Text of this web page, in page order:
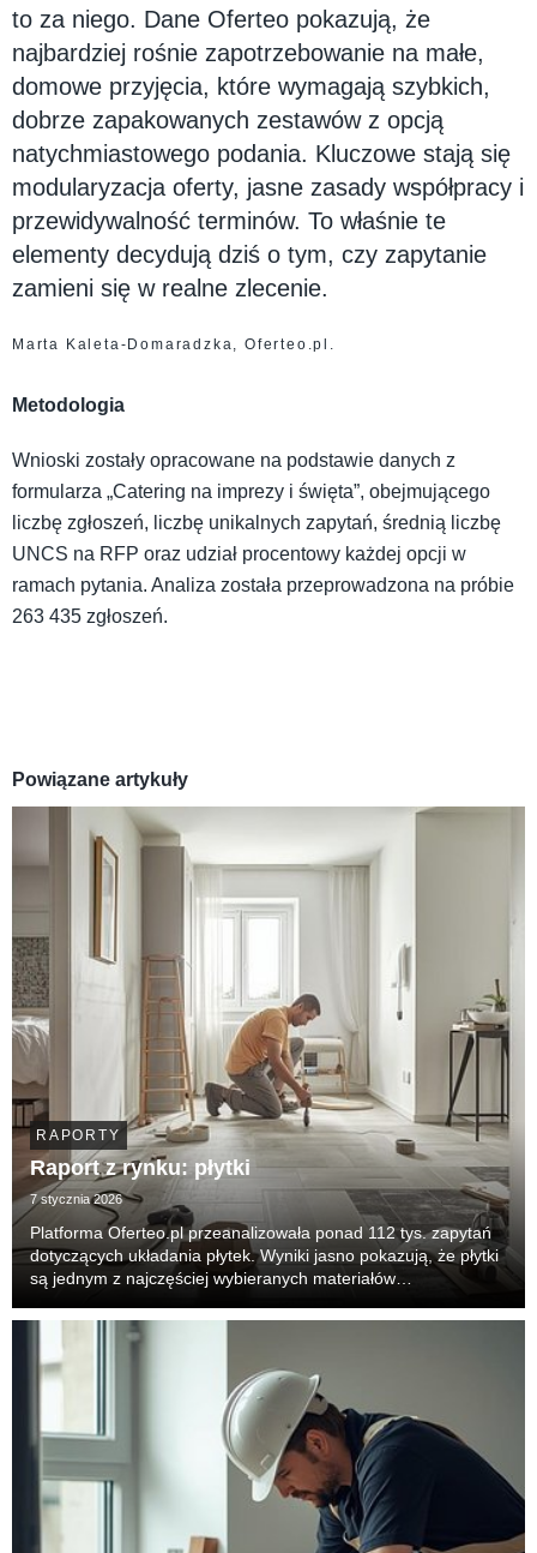
to za niego. Dane Oferteo pokazują, że
najbardziej rośnie zapotrzebowanie na małe,
domowe przyjęcia, które wymagają szybkich,
dobrze zapakowanych zestawów z opcją
natychmiastowego podania. Kluczowe stają się
modularyzacja oferty, jasne zasady współpracy i
przewidywalność terminów. To właśnie te
elementy decydują dziś o tym, czy zapytanie
zamieni się w realne zlecenie.
Marta Kaleta-Domaradzka, Oferteo.pl.
Metodologia
Wnioski zostały opracowane na podstawie danych z
formularza „Catering na imprezy i święta”, obejmującego
liczbę zgłoszeń, liczbę unikalnych zapytań, średnią liczbę
UNCS na RFP oraz udział procentowy każdej opcji w
ramach pytania. Analiza została przeprowadzona na próbie
263 435 zgłoszeń.
Powiązane artykuły
RAPORTY
Raport z rynku: płytki
7 stycznia 2026
Platforma Oferteo.pl przeanalizowała ponad 112 tys. zapytań
dotyczących układania płytek. Wyniki jasno pokazują, że płytki
są jednym z najczęściej wybieranych materiałów
remontach, jak i drobnych modernizacjach. Tre...